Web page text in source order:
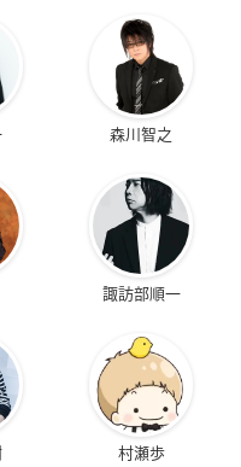
森川智之
諏訪部順一
村瀬歩